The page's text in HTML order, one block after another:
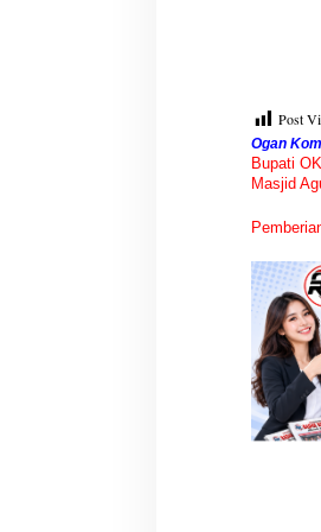
Post
Ogan
Bupati OKI
Masjid